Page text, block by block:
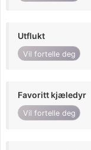
Utflukt
Vil fortelle deg
Favoritt kjæledyr
Vil fortelle deg